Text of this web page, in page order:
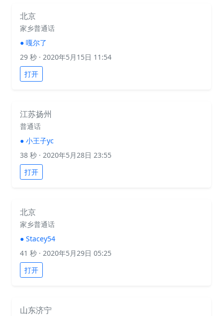
北京
家乡普通话
● 嘎尔了
29 秒 · 2020年5月15日 11:54
打开
江苏扬州
普通话
● 小王子yc
38 秒 · 2020年5月28日 23:55
打开
北京
家乡普通话
● Stacey54
41 秒 · 2020年5月29日 05:25
打开
山东济宁